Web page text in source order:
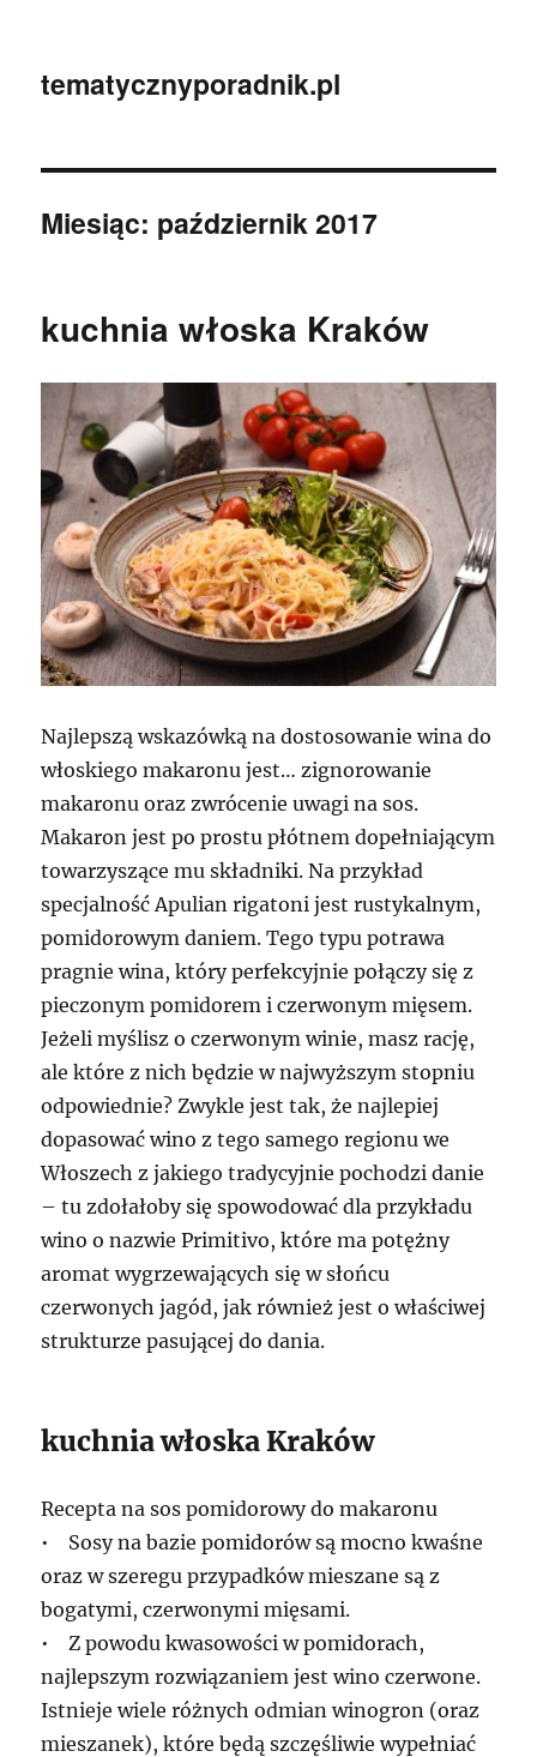
tematycznyporadnik.pl
Miesiąc: październik 2017
kuchnia włoska Kraków
Najlepszą wskazówką na dostosowanie wina do
włoskiego makaronu jest… zignorowanie
makaronu oraz zwrócenie uwagi na sos.
Makaron jest po prostu płótnem dopełniającym
towarzyszące mu składniki. Na przykład
specjalność Apulian rigatoni jest rustykalnym,
pomidorowym daniem. Tego typu potrawa
pragnie wina, który perfekcyjnie połączy się z
pieczonym pomidorem i czerwonym mięsem.
Jeżeli myślisz o czerwonym winie, masz rację,
ale które z nich będzie w najwyższym stopniu
odpowiednie? Zwykle jest tak, że najlepiej
dopasować wino z tego samego regionu we
Włoszech z jakiego tradycyjnie pochodzi danie
– tu zdołałoby się spowodować dla przykładu
wino o nazwie Primitivo, które ma potężny
aromat wygrzewających się w słońcu
czerwonych jagód, jak również jest o właściwej
strukturze pasującej do dania.
kuchnia włoska Kraków
Recepta na sos pomidorowy do makaronu
• Sosy na bazie pomidorów są mocno kwaśne
oraz w szeregu przypadków mieszane są z
bogatymi, czerwonymi mięsami.
• Z powodu kwasowości w pomidorach,
najlepszym rozwiązaniem jest wino czerwone.
Istnieje wiele różnych odmian winogron (oraz
mieszanek), które będą szczęśliwie wypełniać